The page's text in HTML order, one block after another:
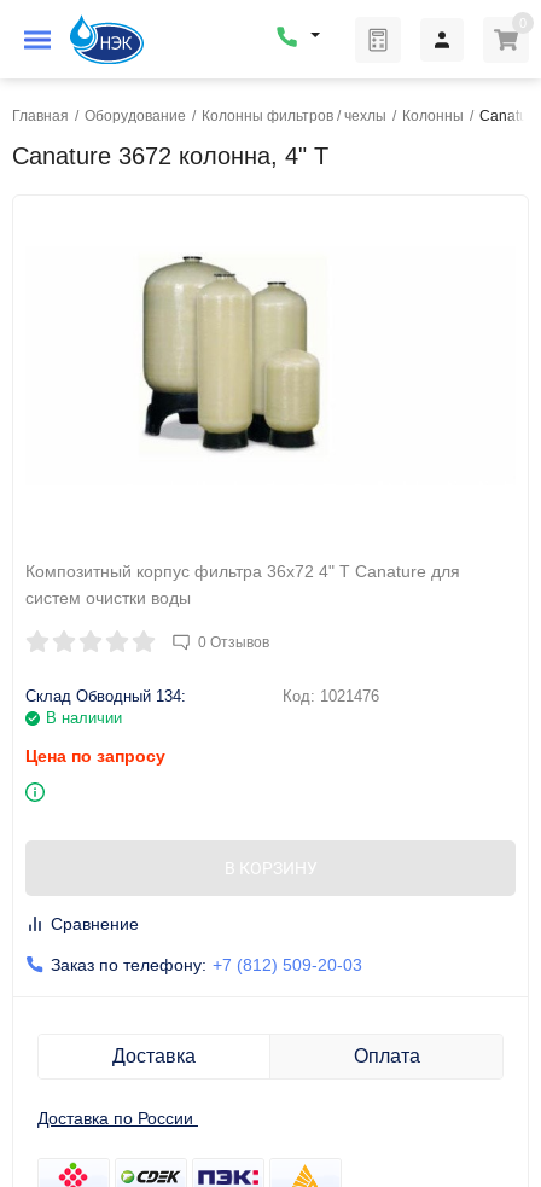
0
Главная / Оборудование / Колонны фильтров / чехлы / Колонны /
Canature 3672 колонна, 4" T
Композитный корпус фильтра 36x72 4" T Canature для
систем очистки воды
0 Отзывов
Склад Обводный 134:
В наличии
Код: 1021476
Цена по запросу
В КОРЗИНУ
Сравнение
Заказ по телефону: +7 (812) 509-20-03
Доставка Оплата
Доставка по России